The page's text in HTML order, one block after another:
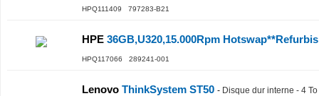
HPQ111409 797283-B21
HPE 36GB,U320,15.000Rpm
HPQ117066 289241-001
Lenovo ThinkSystem ST50 - Disque dur interne - 4 To